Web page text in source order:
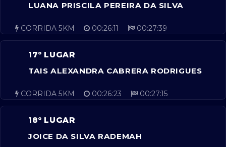
LUANA PRISCILA PEREIRA DA SILVA
CORRIDA 5KM 00:26:11 00:27:39
17º LUGAR
TAIS ALEXANDRA CABRERA RODRIGUES
CORRIDA 5KM 00:26:23 00:27:15
18º LUGAR
JOICE DA SILVA RADEMAH